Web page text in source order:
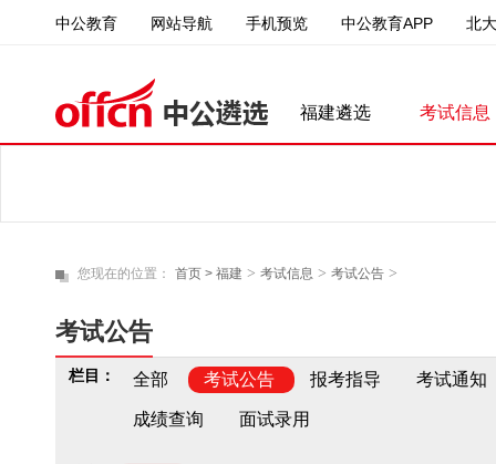
中公教育 网站导航 手机预览 中公教育APP 北
福建遴选 考试信息
您现在的位置： 首页 > 福建 > 考试信息 > 考试公告 >
考试公告
栏目： 全部 考试公告 报考指导 考试通知
成绩查询 面试录用